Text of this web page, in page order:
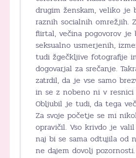
drugim ženskam, veliko je
raznih socialnih omrežjih.
flirtal, večina pogovorov je
seksualno usmerjenih,
tudi žgečkljive fotografije
dogovarjal za srečanje.
zatrdil, da je vse samo
in se z nobeno ni v resnici
Obljubil je tudi, da tega
Za svoje početje se mi
opravičil. Vso krivdo je
naj bi se sama odtujila od
ne dajem dovolj